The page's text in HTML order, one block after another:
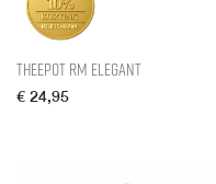
Theepot RM Elegant
€ 24,95